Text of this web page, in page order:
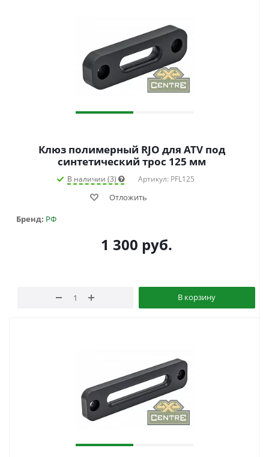
Клюз полимерный RJO для ATV под
синтетический трос 125 мм
В наличии (3) Артикул: PFL125
Отложить
Бренд: РФ
1 300 руб.
В корзину